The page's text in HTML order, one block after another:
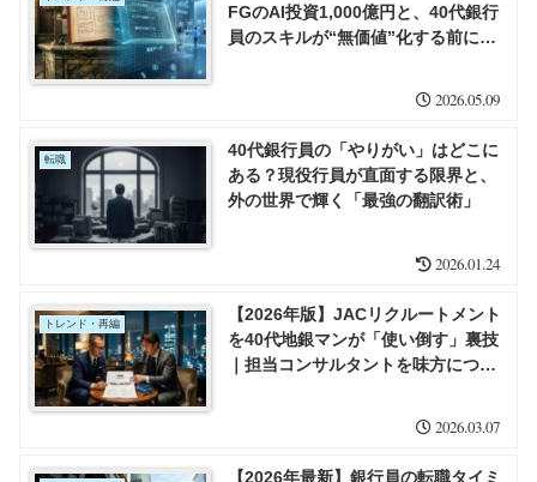
FGのAI投資1,000億円と、40代銀行
員のスキルが“無価値”化する前にす
2026.05.09
転職
40代銀行員の「やりがい」はどこに
ある？現役行員が直面する限界と、
外の世界で輝く「最強の翻訳術」
2026.01.24
トレンド・再編
【2026年版】JACリクルートメント
を40代地銀マンが「使い倒す」裏技
｜担当コンサルタントを味方につけ
2026.03.07
【2026年最新】銀行員の転職タイミ